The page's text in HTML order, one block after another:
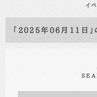
イ
「2025年06月11日」